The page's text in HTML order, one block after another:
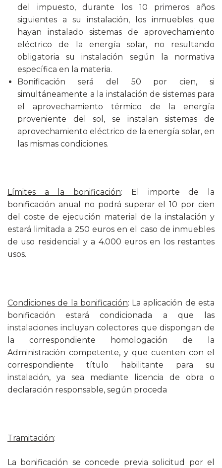
del impuesto, durante los 10 primeros años
siguientes a su instalación, los inmuebles que
hayan instalado sistemas de aprovechamiento
eléctrico de la energía solar, no resultando
obligatoria su instalación según la normativa
específica en la materia.
Bonificación será del 50 por cien, si
simultáneamente a la instalación de sistemas para
el aprovechamiento térmico de la energía
proveniente del sol, se instalan sistemas de
aprovechamiento eléctrico de la energía solar, en
las mismas condiciones.
Límites a la bonificación: El importe de la
bonificación anual no podrá superar el 10 por cien
del coste de ejecución material de la instalación y
estará limitada a 250 euros en el caso de inmuebles
de uso residencial y a 4.000 euros en los restantes
usos.
Condiciones de la bonificación: La aplicación de esta
bonificación estará condicionada a que las
instalaciones incluyan colectores que dispongan de
la correspondiente homologación de la
Administración competente, y que cuenten con el
correspondiente título habilitante para su
instalación, ya sea mediante licencia de obra o
declaración responsable, según proceda
Tramitación:
La bonificación se concede previa solicitud por el